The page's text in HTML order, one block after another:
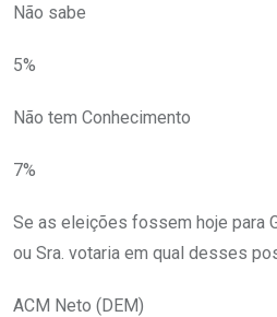
Não sabe
5%
Não tem Conhecimento
7%
Se as eleições fossem hoje para
ou Sra. votaria em qual desses
ACM Neto (DEM)